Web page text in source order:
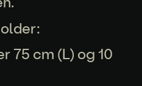
75 cm (L) og 10